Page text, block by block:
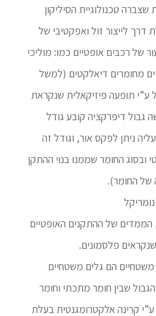
שצברה טכנולוגיית הסיליקון
דרך לייצור זול ואפקטיבי של
של רכבים אופטיים כמו: מוליכי
מחומרים דיאלקטים (למשל
ע”י תופעה פיזיקאלית שנקראת
גבול דיפרקציה קובע גודל
ניתן לפקס אור, וגודל זה
ובסוג החומר שממנו בנוי ההתקן
של החומר).
של ההתקנים האופטיים
פלסמונים.
משטחיים הם גלים משטחיים
שבין חומר מתכתי וחומר
ע”י קרינה אלקטרומגנטית בעלת